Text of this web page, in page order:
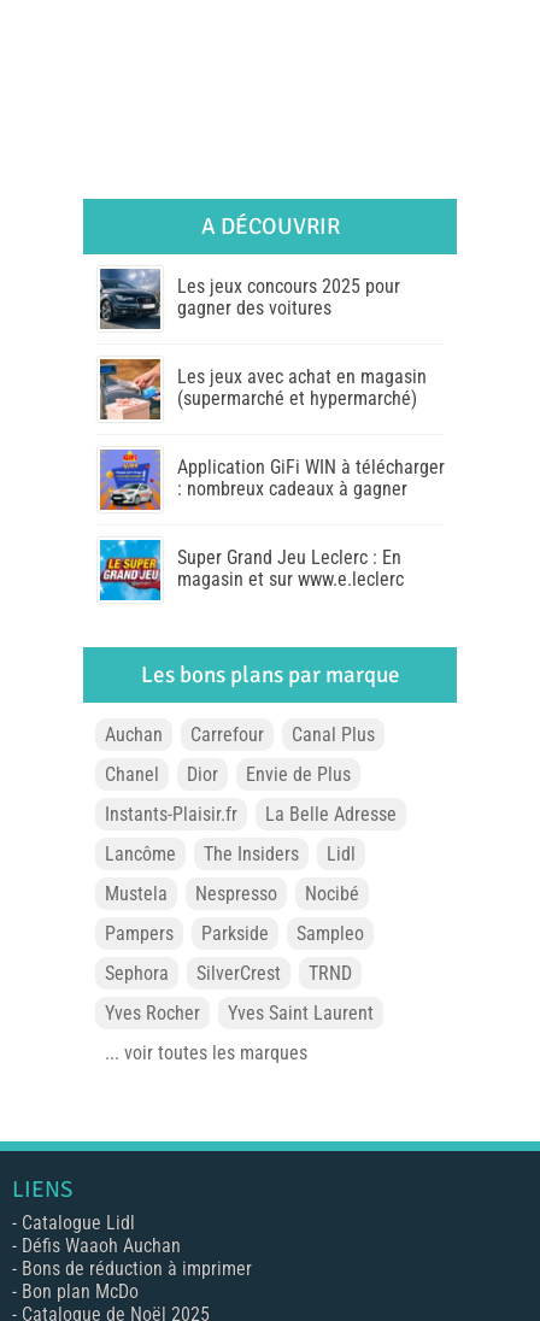
A DÉCOUVRIR
Les jeux concours 2025 pour
gagner des voitures
Les jeux avec achat en magasin
(supermarché et hypermarché)
Application GiFi WIN à télécharger
: nombreux cadeaux à gagner
Super Grand Jeu Leclerc : En
magasin et sur www.e.leclerc
Les bons plans par marque
Auchan Carrefour
Canal Plus
Chanel
Dior
Envie de Plus
Instants-Plaisir.fr
La Belle Adresse
Lancôme
The Insiders
Lidl
Mustela
Nespresso
Nocibé
Pampers
Parkside
Sampleo
Sephora
SilverCrest
TRND
Yves Rocher
Yves Saint Laurent
... voir toutes les marques
LIENS
- Catalogue Lidl
- Défis Waaoh Auchan
- Bons de réduction à imprimer
- Bon plan McDo
- Catalogue de Noël 2025